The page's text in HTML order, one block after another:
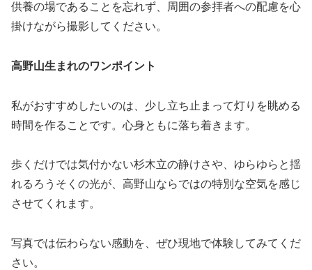
供養の場であることを忘れず、周囲の参拝者への配慮を心
掛けながら撮影してください。
高野山生まれのワンポイント
私がおすすめしたいのは、少し立ち止まって灯りを眺める
時間を作ることです。心身ともに落ち着きます。
歩くだけでは気付かない杉木立の静けさや、ゆらゆらと揺
れるろうそくの光が、高野山ならではの特別な空気を感じ
させてくれます。
写真では伝わらない感動を、ぜひ現地で体験してみてくだ
さい。